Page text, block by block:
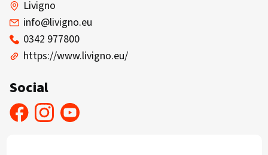
Livigno
info@livigno.eu
0342 977800
https://www.livigno.eu/
Social